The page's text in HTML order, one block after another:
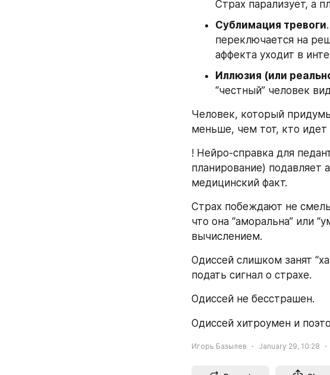
Страх парализует, а
Сублимация тревоги
переключается на
аффекта уходит в
Иллюзия (или
“честный” человек
Человек, который
меньше, чем тот, кто идет
! Нейро-справка для
планирование) подавляет
медицинский факт.
Страх побеждают не
что она “аморальна” или
вычислением.
Одиссей слишком занят
подать сигнал о страхе.
Одиссей не бесстрашен.
Одиссей хитроумен и
Игорь Базылев January 29, 10:28